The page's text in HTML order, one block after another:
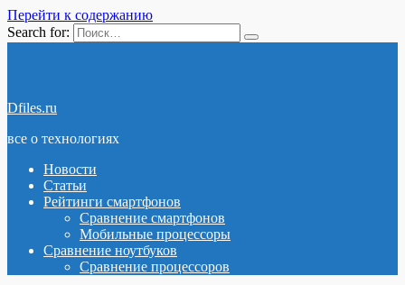
Перейти к содержанию
Search for:
Dfiles.ru
все о технологиях
Новости
Статьи
Рейтинги смартфонов
Сравнение смартфонов
Мобильные процессоры
Сравнение ноутбуков
Сравнение процессоров